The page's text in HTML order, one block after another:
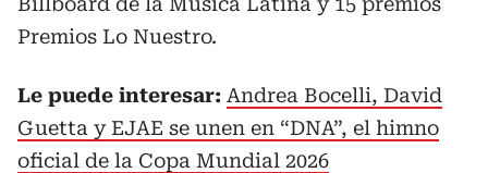
Premios Lo Nuestro.
Le puede interesar: Andrea Bocelli, David
Guetta y EJAE se unen en “DNA”, el himno
oficial de la Copa Mundial 2026